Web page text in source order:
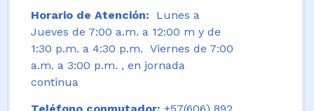
Horario de Atención:
Lunes a
Jueves de 7:00 a.m. a 12:00 m y de
1:30 p.m. a 4:30 p.m. Viernes de 7:00
a.m. a 3:00 p.m. , en jornada
continua